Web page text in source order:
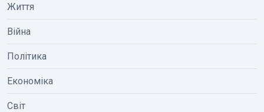
Життя
Війна
Політика
Економіка
Світ